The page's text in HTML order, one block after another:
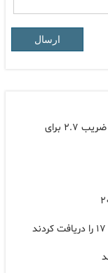
ارسال
واکنش سازمان تنظیم مقررات درخصوص ادعای ضریب ۲.۷ برای